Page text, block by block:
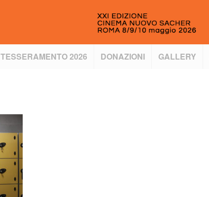
TESSERAMENTO 2026 DONAZIONI GALLERY